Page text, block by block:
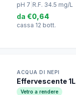
pH 7 R.F. 34.5 mg/L
da €0,64
cassa 12 bott.
ACQUA DI NEPI
Effervescente 1L
Vetro a rendere